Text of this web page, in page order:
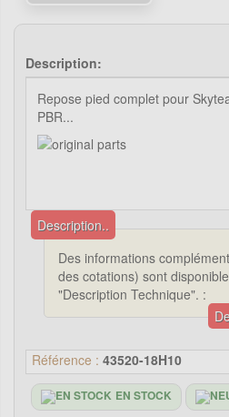
Description:
Repose pied complet pour
PBR...
Description..
Des informations
des cotations) sont
"Description Technique". :
Référence : 43520-18H10
EN STOCK